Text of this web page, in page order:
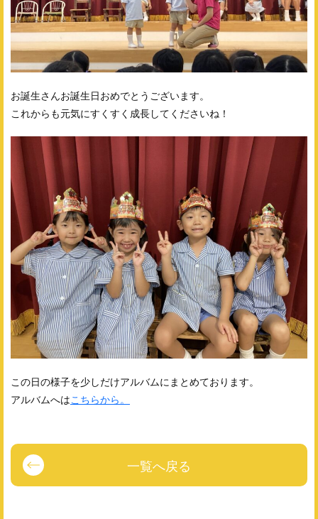
お誕生さんお誕生日おめでとうございます。
これからも元気にすくすく成長してくださいね！
この日の様子を少しだけアルバムにまとめております。
アルバムへはこちらから。
一覧へ戻る